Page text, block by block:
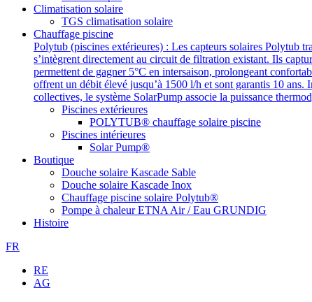
Climatisation solaire
TGS climatisation solaire
Chauffage piscine
Polytub (piscines extérieures) : Les capteurs solaires Polytub
s’intègrent directement au circuit de filtration existant. Ils
permettent de gagner 5°C en intersaison, prolongeant
offrent un débit élevé jusqu’à 1500 l/h et sont garantis 10
collectives, le système SolarPump associe la puissance
Piscines extérieures
POLYTUB® chauffage solaire piscine
Piscines intérieures
Solar Pump®
Boutique
Douche solaire Kascade Sable
Douche solaire Kascade Inox
Chauffage piscine solaire Polytub®
Pompe à chaleur ETNA Air / Eau GRUNDIG
Histoire
FR
RE
AG